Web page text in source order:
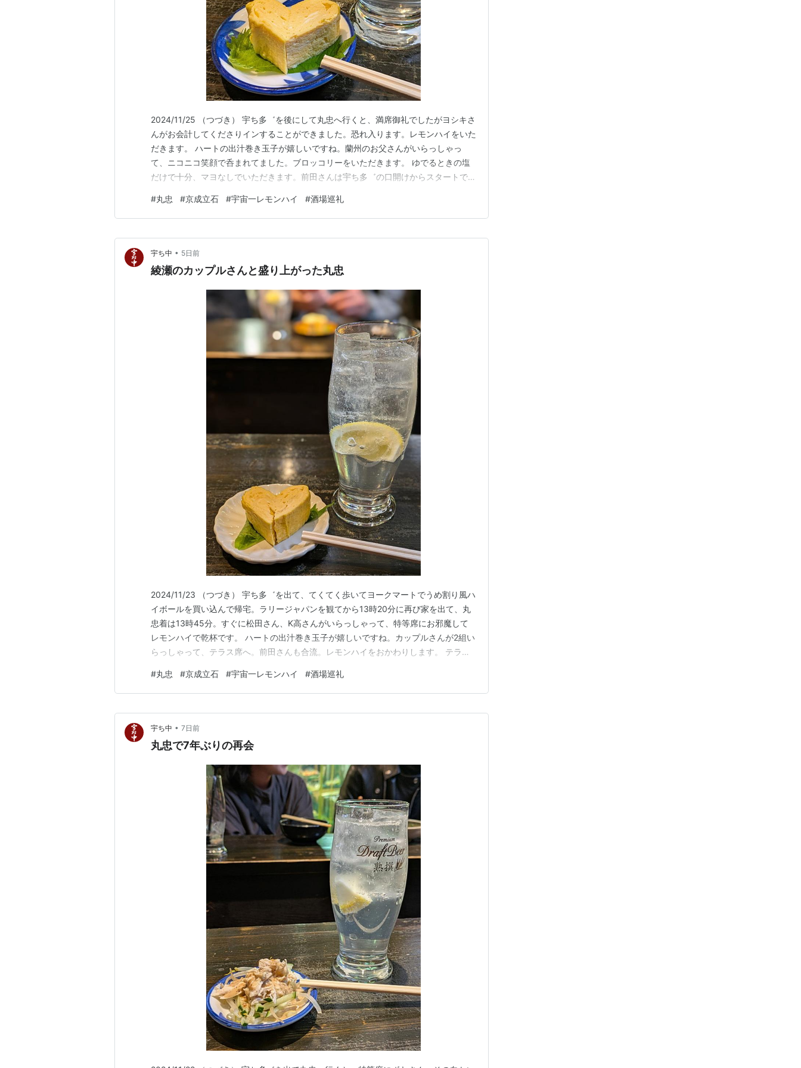
2024/11/25 （つづき） 宇ち多゛を後にして丸忠へ行くと、満席御礼でしたがヨシキさ
んがお会計してくださりインすることができました。恐れ入ります。レモンハイをいた
だきます。 ハートの出汁巻き玉子が嬉しいですね。蘭州のお父さんがいらっしゃっ
て、ニコニコ笑顔で呑まれてました。ブロッコリーをいただきます。 ゆでるときの塩
だけで十分、マヨなしでいただきます。前田さんは宇ち多゛の口開けからスタートで、
っていました。レモンハイをおかわりします。 この日のもも姫もいい感じで酔っ払っ
ていて、この後が心配ですねえ。レモンハイをお…
#丸忠 #京成立石 #宇宙一レモンハイ #酒場巡礼
宇ち中 • 5日前
綾瀬のカップルさんと盛り上がった丸忠
2024/11/23 （つづき） 宇ち多゛を出て、てくてく歩いてヨークマートでうめ割り風ハ
イボールを買い込んで帰宅。ラリージャパンを観てから13時20分に再び家を出て、丸
忠着は13時45分。すぐに松田さん、K高さんがいらっしゃって、特等席にお邪魔して
レモンハイで乾杯です。 ハートの出汁巻き玉子が嬉しいですね。カップルさんが2組い
らっしゃって、テラス席へ。前田さんも合流。レモンハイをおかわりします。 テラス
れたカップルさんから、お電話食べないのですかという鋭い質問をいただき、改心して
大根と玉子を。 おでん美味し。ここか…
#丸忠 #京成立石 #宇宙一レモンハイ #酒場巡礼
宇ち中 • 7日前
丸忠で7年ぶりの再会